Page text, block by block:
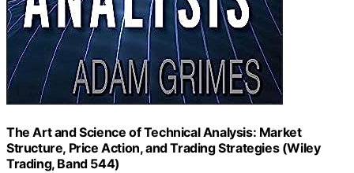
The Art and Science of Technical Analysis: Market
Structure, Price Action, and Trading Strategies (Wiley
Trading, Band 544)